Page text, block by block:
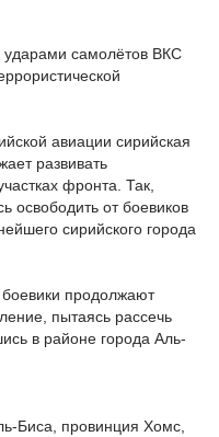
ударами самолётов ВКС
авиации сирийская
развивать
фронта. Так,
освободить от боевиков
сирийского города
боевики продолжают
пытаясь рассечь
в районе города Аль-
Биса, провинция Хомс,